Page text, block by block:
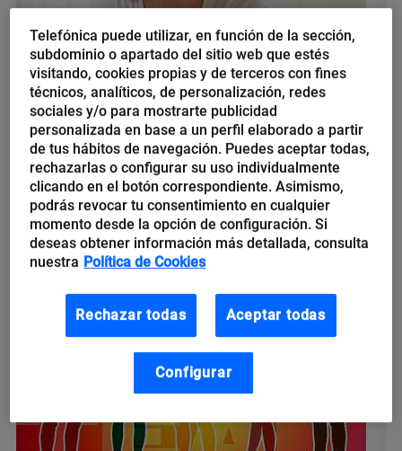
Alfonso Alcántara
Guía exprés de la «felicidad»
profesional
Si quieres ser un poco más feliz, tómate tu vida profesional
como algo personal. Nos enamoramos más de los efectos que
de las causas. Nos dejamos impresionar por los logros ajenos...
Telefónica puede utilizar, en función de la sección,
subdominio o apartado del sitio web que estés
visitando, cookies propias y de terceros con fines
técnicos, analíticos, de personalización, redes
sociales y/o para mostrarte publicidad
personalizada en base a un perfil elaborado a partir
de tus hábitos de navegación. Puedes aceptar todas,
rechazarlas o configurar su uso individualmente
clicando en el botón correspondiente. Asimismo,
podrás revocar tu consentimiento en cualquier
momento desde la opción de configuración. Si
deseas obtener información más detallada, consulta
nuestra Política de Cookies
Rechazar todas Aceptar todas
Configurar